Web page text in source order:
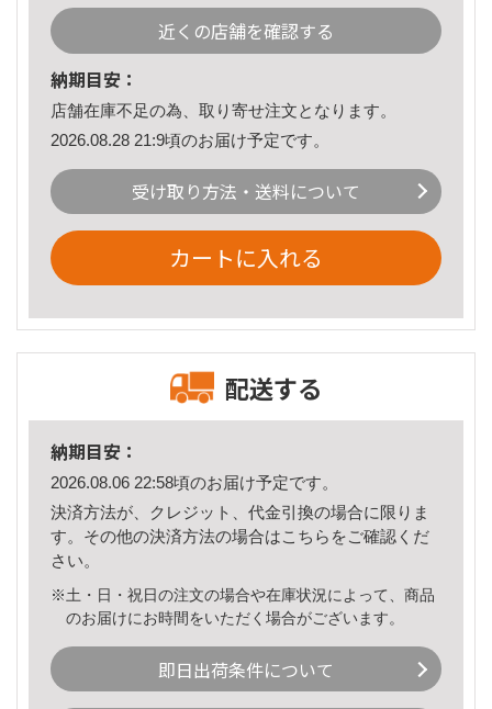
近くの店舗を確認する
納期目安：
店舗在庫不足の為、取り寄せ注文となります。
2026.08.28 21:9頃のお届け予定です。
受け取り方法・送料について
カートに入れる
配送する
納期目安：
2026.08.06 22:58頃のお届け予定です。
決済方法が、クレジット、代金引換の場合に限りま
す。その他の決済方法の場合はこちら をご確認くだ
さい。
※土・日・祝日の注文の場合や在庫状況によって、商品
のお届けにお時間をいただく場合がございます。
即日出荷条件について